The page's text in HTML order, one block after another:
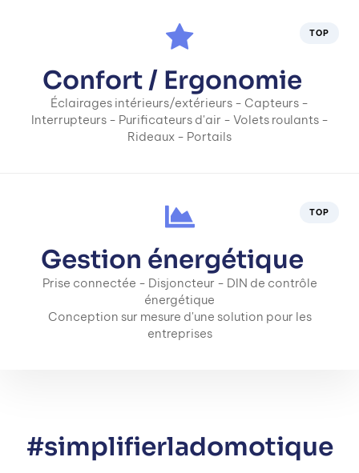
TOP
Confort / Ergonomie
Éclairages intérieurs/extérieurs - Capteurs -
Interrupteurs - Purificateurs d'air - Volets roulants -
Rideaux - Portails
TOP
Gestion énergétique
Prise connectée - Disjoncteur - DIN de contrôle
énergétique
Conception sur mesure d'une solution pour les
entreprises
#simplifierladomotique